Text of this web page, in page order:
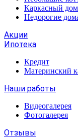
Каркасный
Недорогие
Акции
Ипотека
Кредит
Материнский
Наши работы
Видеогалерея
Фотогалерея
Отзывы